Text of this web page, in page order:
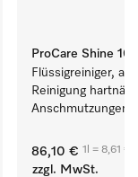
ProCare Shine 10
Flüssigreiniger,
Reinigung
Anschmutzungen
86,10 € 1l = 8,61 €
zzgl. MwSt.